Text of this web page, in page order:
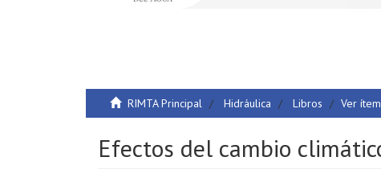
RIMTA Principal Hidráulica Libros Ver ítem
Efectos del cambio